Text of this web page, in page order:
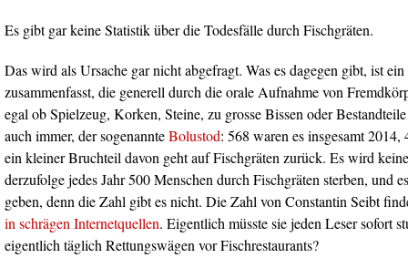
Es gibt gar keine Statistik über die Todesfälle durch Fischgräten.
Das wird als Ursache gar nicht abgefragt. Was es dagegen gibt, ist
zusammenfasst, die generell durch die orale Aufnahme von
egal ob Spielzeug, Korken, Steine, zu grosse Bissen oder
auch immer, der sogenannteBolustod: 568 waren es insgesamt
ein kleiner Bruchteil davon geht auf Fischgräten zurück. Es wird
derzufolge jedes Jahr 500 Menschen durch Fischgräten sterben, und
geben, denn die Zahl gibt es nicht. Die Zahl von Constantin Seibt
in schrägen Internetquellen. Eigentlich müsste sie jeden Leser sofort
eigentlich täglich Rettungswägen vor Fischrestaurants?